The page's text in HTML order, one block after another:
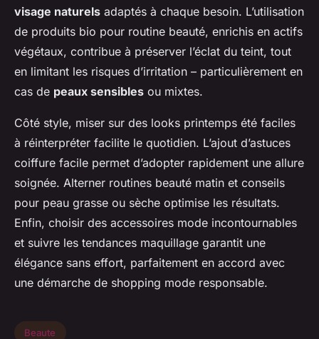
visage naturels adaptés à chaque besoin. L’utilisation
de produits bio pour routine beauté, enrichis en actifs
végétaux, contribue à préserver l’éclat du teint, tout
en limitant les risques d’irritation – particulièrement en
cas de peaux sensibles ou mixtes.
Côté style, miser sur des looks printemps été faciles
à réinterpréter facilite le quotidien. L’ajout d’astuces
coiffure facile permet d’adopter rapidement une allure
soignée. Alterner routines beauté matin et conseils
pour peau grasse ou sèche optimise les résultats.
Enfin, choisir des accessoires mode incontournables
et suivre les tendances maquillage garantit une
élégance sans effort, parfaitement en accord avec
une démarche de shopping mode responsable.
Beaute